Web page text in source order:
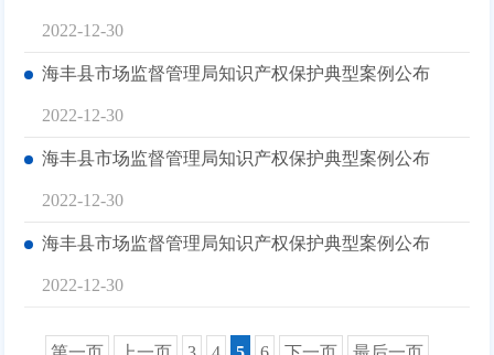
2022-12-30
海丰县市场监督管理局知识产权保护典型案例公布
2022-12-30
海丰县市场监督管理局知识产权保护典型案例公布
2022-12-30
海丰县市场监督管理局知识产权保护典型案例公布
2022-12-30